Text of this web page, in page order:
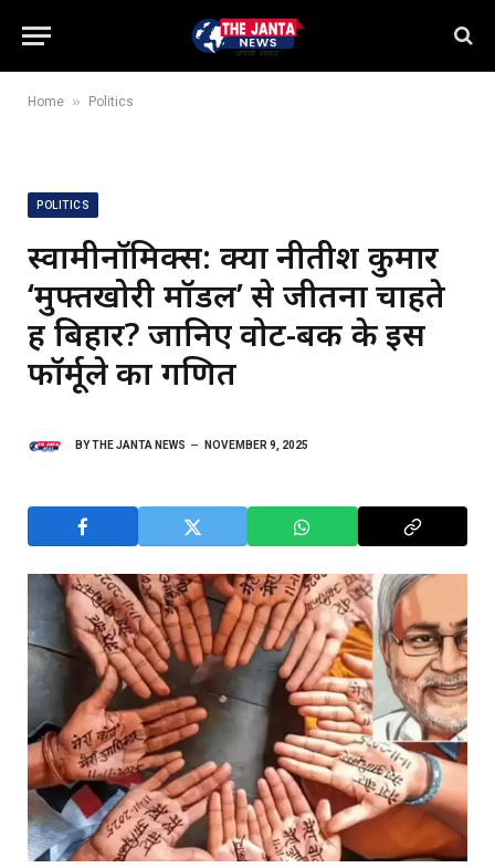
Home » Politics
POLITICS
स्वामीनॉमिक्स: क्या नीतीश कुमार
‘मुफ्तखोरी मॉडल’ से जीतना चाहते
हैं बिहार? जानिए वोट-बैंक के इस
फॉर्मूले का गणित
BYTHE JANTA NEWS NOVEMBER 9, 2025